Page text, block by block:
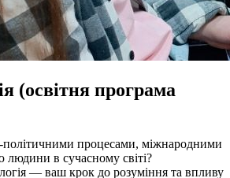
(освітня програма
політичними процесами, міжнародними
людини в сучасному світі?
— ваш крок до розуміння та впливу